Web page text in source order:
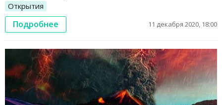
Открытия
Подробнее 11 декабря 2020, 18:00